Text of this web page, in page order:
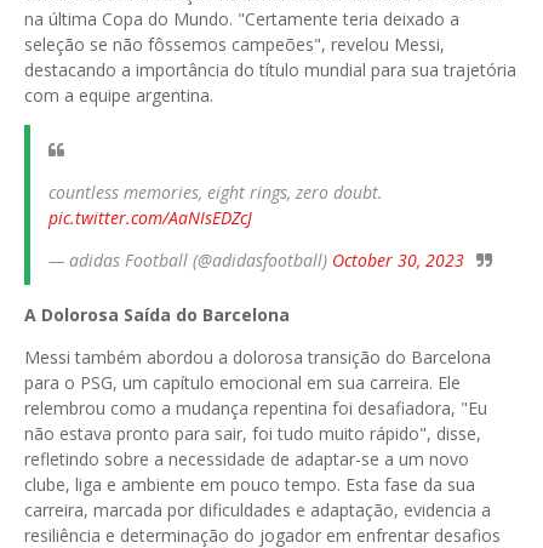
na última Copa do Mundo. "Certamente teria deixado a
seleção se não fôssemos campeões", revelou Messi,
destacando a importância do título mundial para sua trajetória
com a equipe argentina.
countless memories, eight rings, zero doubt.
pic.twitter.com/AaNIsEDZcJ
— adidas Football (@adidasfootball) October 30, 2023
A Dolorosa Saída do Barcelona
Messi também abordou a dolorosa transição do Barcelona
para o PSG, um capítulo emocional em sua carreira. Ele
relembrou como a mudança repentina foi desafiadora, "Eu
não estava pronto para sair, foi tudo muito rápido", disse,
refletindo sobre a necessidade de adaptar-se a um novo
clube, liga e ambiente em pouco tempo. Esta fase da sua
carreira, marcada por dificuldades e adaptação, evidencia a
resiliência e determinação do jogador em enfrentar desafios